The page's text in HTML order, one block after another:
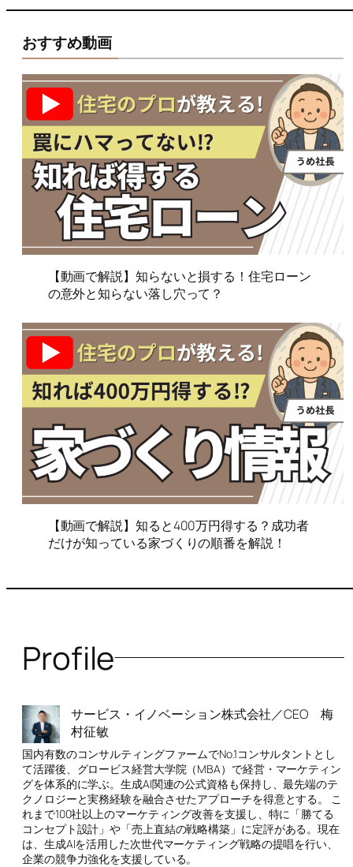
おすすめ動画
【動画で解説】知らないと損する！住宅ローン
の意外と知らない落し穴って？
【動画で解説】知ると400万円得する？成功者
だけが知っている家づくりの順番を解説！
Profile
サービス・イノベーション株式会社／CEO 梅
村征敏
国内有数のコンサルティングファームでNo.1コンサルタントとし
て活躍後、グロービス経営大学院（MBA）で経営・マーケティン
グを体系的に学ぶ。生成AI関連の公式資格も保持し、最先端のテ
クノロジーと実務経験を融合させたアプローチを得意とする。 こ
れまで100社以上のマーケティング改善を支援し、特に「勝てる
コンセプト設計」や「売上直結の戦略構築」に定評がある。現在
は、生成AIを活用した次世代マーケティング戦略の提唱を行い、
企業の競争力強化を支援している。